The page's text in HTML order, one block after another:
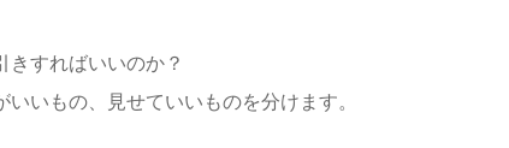
きすればいいのか？
いいもの、見せていいものを分けます。